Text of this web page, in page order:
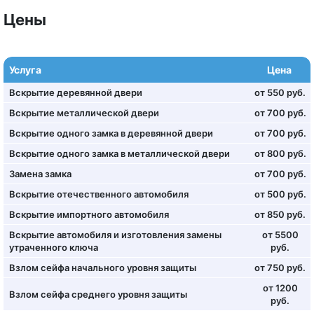
Цены
Услуга Цена
Вскрытие деревянной двери
от 550 руб.
Вскрытие металлической двери
от 700 руб.
Вскрытие одного замка в деревянной двери
от 700 руб.
Вскрытие одного замка в металлической двери
от 800 руб.
Замена замка
от 700 руб.
Вскрытие отечественного автомобиля
от 500 руб.
Вскрытие импортного автомобиля
от 850 руб.
Вскрытие автомобиля и изготовления замены
утраченного ключа
от 5500
руб.
Взлом сейфа начального уровня защиты
от 750 руб.
Взлом сейфа среднего уровня защиты
от 1200
руб.